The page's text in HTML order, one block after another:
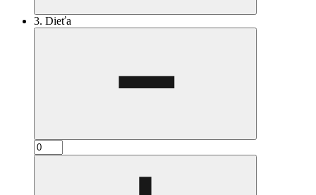
3. Dieťa